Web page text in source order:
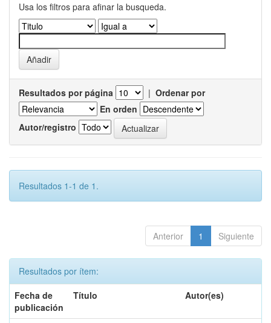
Usa los filtros para afinar la busqueda.
Resultados por página | Ordenar por
En orden
Autor/registro
Resultados 1-1 de 1.
Anterior 1 Siguiente
Resultados por ítem:
Fecha de
publicación
Título Autor(es)